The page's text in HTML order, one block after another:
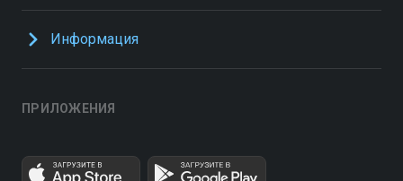
Информация
ПРИЛОЖЕНИЯ